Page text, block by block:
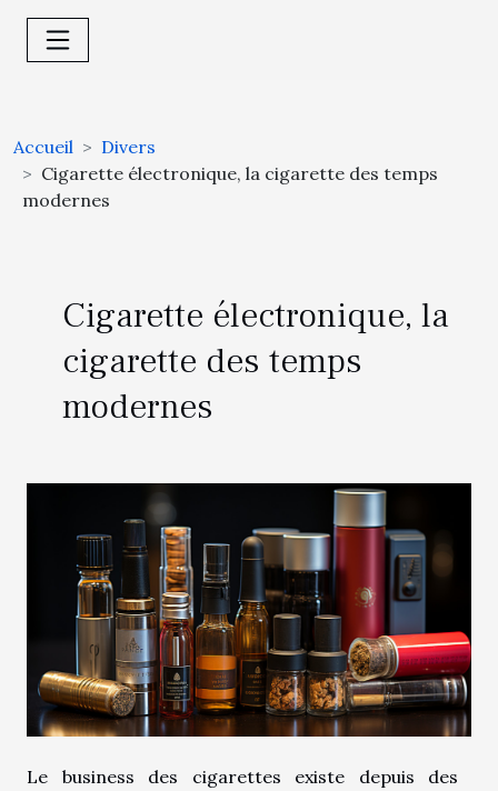
Accueil
Divers
Cigarette électronique, la cigarette des temps
modernes
Cigarette électronique, la
cigarette des temps
modernes
Le business des cigarettes existe depuis des